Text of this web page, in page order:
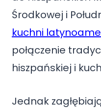
Środkowej i
kuchni
połączenie
hiszpańskiej i
Jednak